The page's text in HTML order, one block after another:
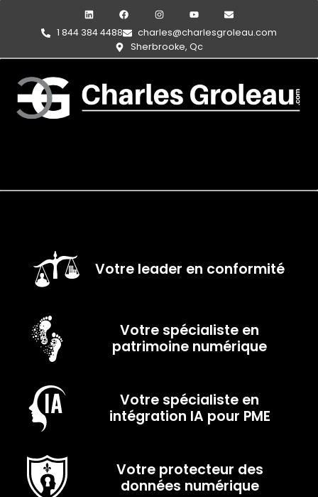
1 844 384 4488
charles@charlesgroleau.com
Sherbrooke, Qc
Votre leader en conformité
Votre spécialiste en
patrimoine numérique
Votre spécialiste en
intégration IA pour PME
Votre protecteur des
données numérique